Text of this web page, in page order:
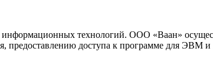
технологий. ООО «Ваан»
предоставлению доступа к программе для ЭВМ и